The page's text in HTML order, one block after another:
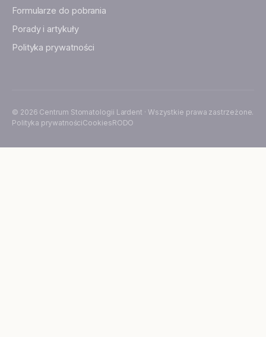
Formularze do pobrania
Porady i artykuły
Polityka prywatności
© 2026 Centrum Stomatologii Lardent · Wszystkie prawa zastrzeżone.
Polityka prywatnościCookiesRODO